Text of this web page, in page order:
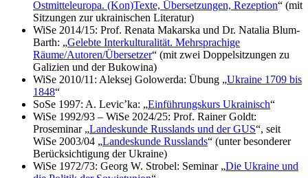
Ostmitteleuropa. (Kon)Texte, Übersetzungen, Rezeption“ (mit
Sitzungen zur ukrainischen Literatur)
WiSe 2014/15: Prof. Renata Makarska und Dr. Natalia Blum-
Barth: „Gelebte Interkulturalität. Mehrsprachige
Räume/Autoren/Übersetzer“ (mit zwei Doppelsitzungen zu
Galizien und der Bukowina)
WiSe 2010/11: Aleksej Golowerda: Übung „Ukraine 1709 bis
1848“
SoSe 1997: A. Levic’ka: „Einführungskurs Ukrainisch“
WiSe 1992/93 – WiSe 2024/25: Prof. Rainer Goldt:
Proseminar „Landeskunde Russlands und der GUS“, seit
WiSe 2003/04 „Landeskunde Russlands“ (unter besonderer
Berücksichtigung der Ukraine)
WiSe 1972/73: Georg W. Strobel: Seminar „Die Ukraine und